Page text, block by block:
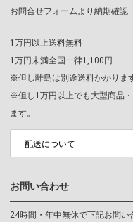
お問合せフォームより納期確認
1万円以上送料無料
1万円未満全国一律1,100円
※但し離島は別途送料かかりま
※但し1万円以上でも大型商品
ます。
配送について
お問い合わせ
24時間・年中無休で下記お問い